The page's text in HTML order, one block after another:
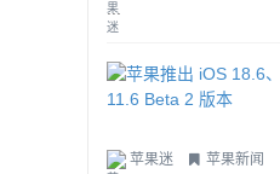
...
苹果迷 苹果新闻